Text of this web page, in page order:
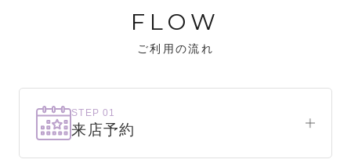
FLOW
ご利用の流れ
STEP 01
来店予約